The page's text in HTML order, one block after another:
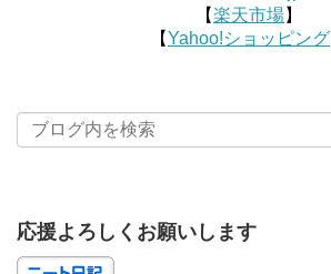
【楽天市場】
【Yahoo!ショッピング
応援よろしくお願いします